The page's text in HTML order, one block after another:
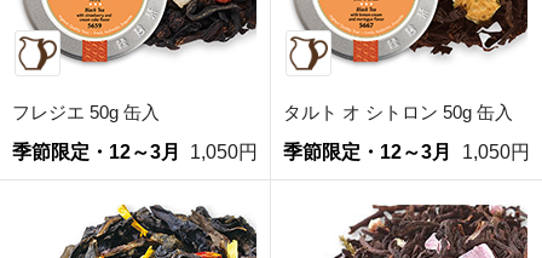
フレジエ 50g 缶入
季節限定・12～3月
1,050円
タルト オ シトロン 50g 缶入
季節限定・12～3月
1,050円